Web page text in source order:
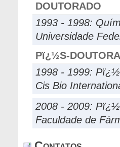
DOUTORADO
1993 - 1998:
Universidade
Pï¿½S-
1998 - 1999:
Cis Bio
2008 - 2009:
Faculdade de